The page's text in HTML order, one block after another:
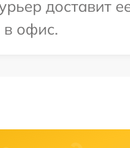
доставит
офис.